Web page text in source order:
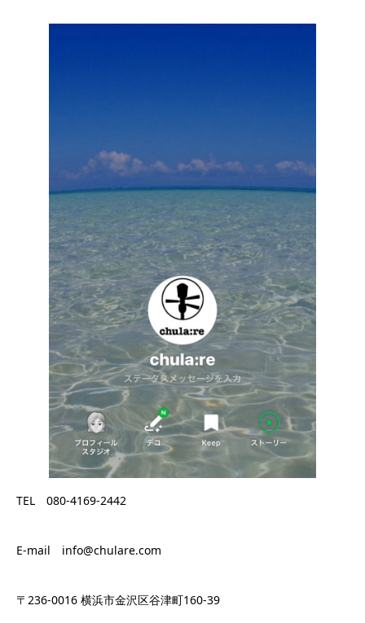
TEL 080-4169-2442
E-mail info@chulare.com
〒236-0016 横浜市金沢区谷津町160-39